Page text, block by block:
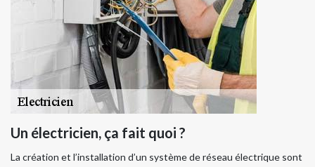
Un électricien, ça fait quoi ?
La création et l’installation d’un système de réseau électrique sont